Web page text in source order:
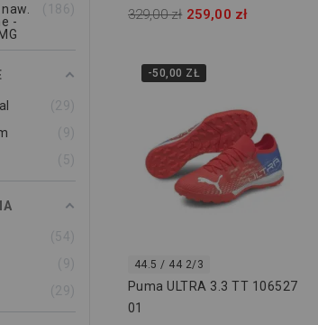
-
186
29
9
5
54
9
29
329,00 zł 259,00 zł
-50,00 ZŁ
44.5 / 44 2/3
Puma ULTRA 3.3 TT 106527
01